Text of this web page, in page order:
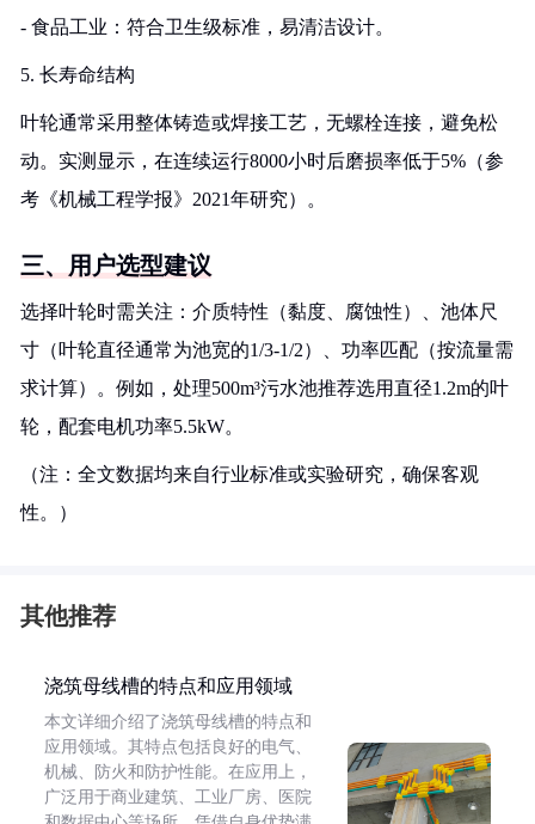
- 食品工业：符合卫生级标准，易清洁设计。
5. 长寿命结构
叶轮通常采用整体铸造或焊接工艺，无螺栓连接，避免松
动。实测显示，在连续运行8000小时后磨损率低于5%（参
考《机械工程学报》2021年研究）。
三、用户选型建议
选择叶轮时需关注：介质特性（黏度、腐蚀性）、池体尺
寸（叶轮直径通常为池宽的1/3-1/2）、功率匹配（按流量需
求计算）。例如，处理500m³污水池推荐选用直径1.2m的叶
轮，配套电机功率5.5kW。
（注：全文数据均来自行业标准或实验研究，确保客观
性。）
其他推荐
浇筑母线槽的特点和应用领域
本文详细介绍了浇筑母线槽的特点和
应用领域。其特点包括良好的电气、
机械、防火和防护性能。在应用上，
广泛用于商业建筑、工业厂房、医院